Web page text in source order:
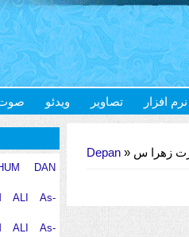
ویدئو تصاویر نرم افزار
Depan » زهرا س
DAN
ALI As-
ALI As-